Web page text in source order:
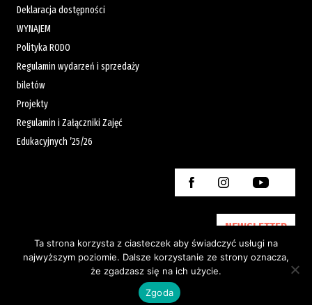
Deklaracja dostępności
WYNAJEM
Polityka RODO
Regulamin wydarzeń i sprzedaży
biletów
Projekty
Regulamin i Załączniki Zajęć
Edukacyjnych ’25/26
NEWSLETTER
Created by:
Ta strona korzysta z ciasteczek aby świadczyć usługi na
najwyższym poziomie. Dalsze korzystanie ze strony oznacza,
że zgadzasz się na ich użycie.
Zgoda